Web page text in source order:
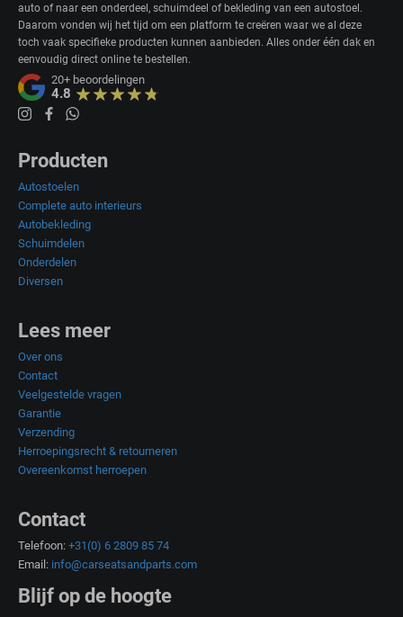
auto of naar een onderdeel, schuimdeel of bekleding van een autostoel.
Daarom vonden wij het tijd om een platform te creëren waar we al deze
toch vaak specifieke producten kunnen aanbieden. Alles onder één dak en
eenvoudig direct online te bestellen.
20+ beoordelingen
4.8
Producten
Autostoelen
Complete auto interieurs
Autobekleding
Schuimdelen
Onderdelen
Diversen
Lees meer
Over ons
Contact
Veelgestelde vragen
Garantie
Verzending
Herroepingsrecht & retourneren
Overeenkomst herroepen
Contact
Telefoon: +31(0) 6 2809 85 74
Email: info@carseatsandparts.com
Blijf op de hoogte